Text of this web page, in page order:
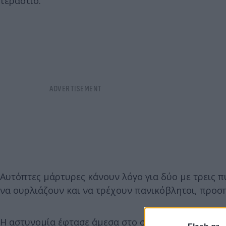
Αυτόπτες μάρτυρες κάνουν λόγο για δύο με τρεις
να ουρλιάζουν και να τρέχουν πανικόβλητοι,
Η αστυνομία έφτασε άμεσα στο σημείο, μαζί με